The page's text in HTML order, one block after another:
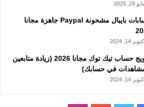
29, 2025
حسابات بايبال مشحونة Paypal جاهزة مجانا
14, 2024
ترويج حساب تيك توك مجانا 2026 (زيادة متابعين
في حسابك)
14, 2024